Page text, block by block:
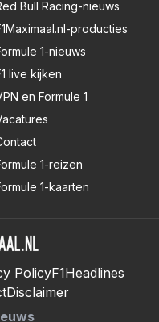
Bull Racing-nieuws
producties
1-nieuws
live kijken
en Formule 1
1-reizen
1-kaarten
PolicyF1Headlines
Disclaimer